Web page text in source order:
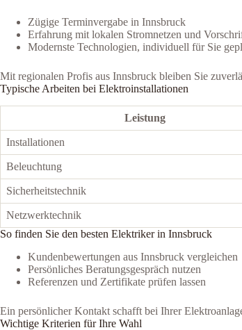
Zügige Terminvergabe in Innsbruck
Erfahrung mit lokalen Stromnetzen und
Modernste Technologien, individuell für Sie
Mit regionalen Profis aus Innsbruck bleiben Sie
Typische Arbeiten bei Elektroinstallationen
Leistung
Installationen
Beleuchtung
Sicherheitstechnik
Netzwerktechnik
So finden Sie den besten Elektriker in Innsbruck
Kundenbewertungen aus Innsbruck vergleichen
Persönliches Beratungsgespräch nutzen
Referenzen und Zertifikate prüfen lassen
Ein persönlicher Kontakt schafft bei Ihrer
Wichtige Kriterien für Ihre Wahl